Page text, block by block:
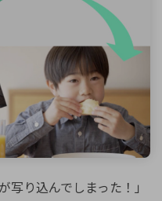
写り込んでしまった！」